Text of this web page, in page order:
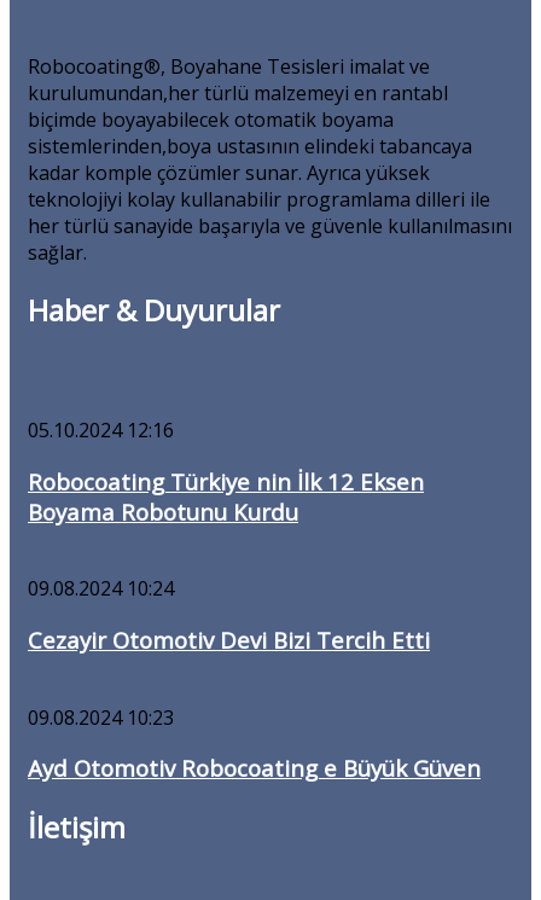
Robocoating®, Boyahane Tesisleri imalat ve
kurulumundan,her türlü malzemeyi en rantabl
biçimde boyayabilecek otomatik boyama
sistemlerinden,boya ustasının elindeki tabancaya
kadar komple çözümler sunar. Ayrıca yüksek
teknolojiyi kolay kullanabilir programlama dilleri ile
her türlü sanayide başarıyla ve güvenle kullanılmasını
sağlar.
Haber & Duyurular
05.10.2024 12:16
Robocoating Türkiye nin İlk 12 Eksen
Boyama Robotunu Kurdu
09.08.2024 10:24
Cezayir Otomotiv Devi Bizi Tercih Etti
09.08.2024 10:23
Ayd Otomotiv Robocoating e Büyük Güven
İletişim